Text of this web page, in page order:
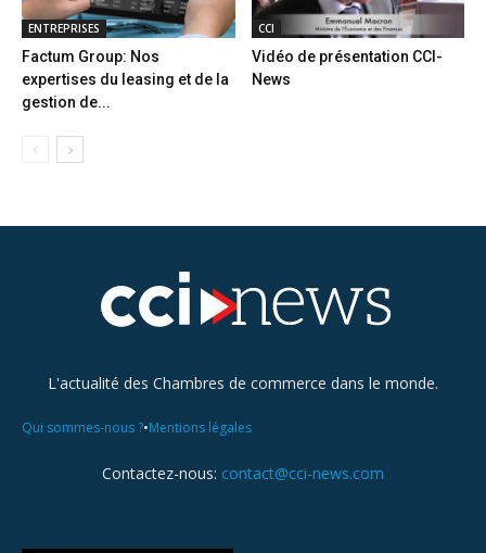
ENTREPRISES
Factum Group: Nos
expertises du leasing et de la
gestion de...
CCI
Vidéo de présentation CCI-
News
L'actualité des Chambres de commerce dans le monde.
Qui sommes-nous ?•Mentions légales
Contactez-nous: contact@cci-news.com